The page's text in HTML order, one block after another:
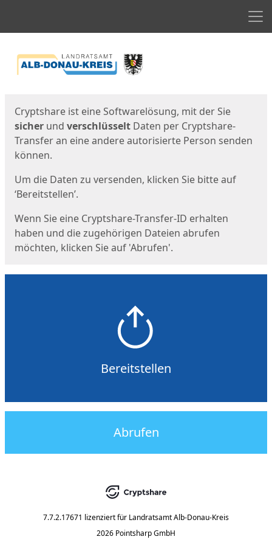
Cryptshare ist eine Softwarelösung, mit der Sie
sicher und verschlüsselt Daten per Cryptshare-
Transfer an eine andere autorisierte Person senden
können.
Um die Daten zu versenden, klicken Sie bitte auf
‘Bereitstellen’.
Wenn Sie eine Cryptshare-Transfer-ID erhalten
haben und die zugehörigen Dateien abrufen
möchten, klicken Sie auf 'Abrufen'.
Bereitstellen
Abrufen
7.7.2.17671 lizenziert für Landratsamt Alb-Donau-Kreis
2026 Pointsharp GmbH